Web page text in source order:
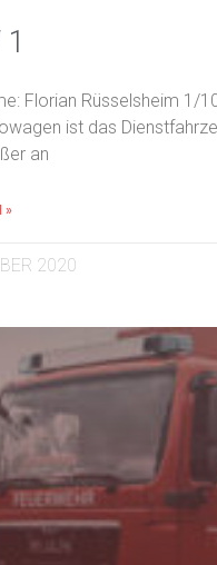
Florian Rüsselsheim 1/
ist das
an
»
2020